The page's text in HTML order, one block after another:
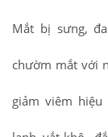
Mắt bị sưng,
chườm mắt với
giảm viêm